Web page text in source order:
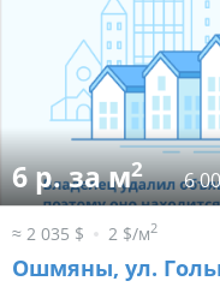
6 р. за м2 6
≈ 2 035 $ 2 $/м2
Ошмяны, ул.